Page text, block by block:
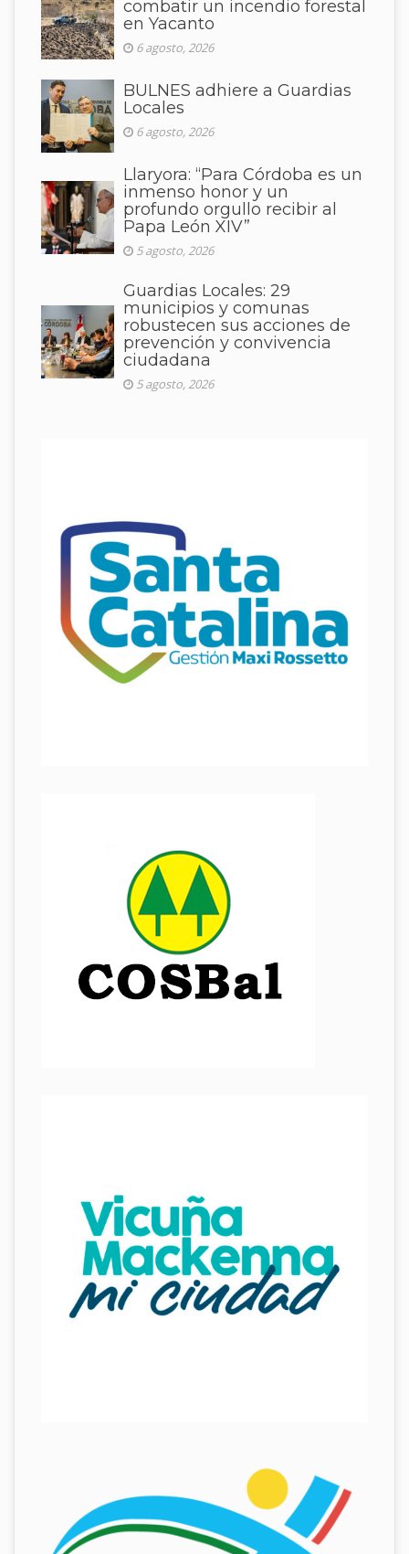
combatir un incendio forestal
en Yacanto
6 agosto, 2026
BULNES adhiere a Guardias
Locales
6 agosto, 2026
Llaryora: “Para Córdoba es un
inmenso honor y un
profundo orgullo recibir al
Papa León XIV”
5 agosto, 2026
Guardias Locales: 29
municipios y comunas
robustecen sus acciones de
prevención y convivencia
ciudadana
5 agosto, 2026